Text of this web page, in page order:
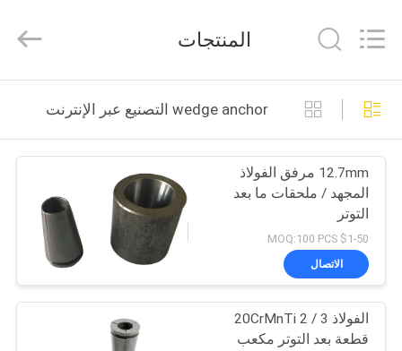
المنزل
المنتجات
فيديوهات
حولنا
جولة
CO.,LTD.
المنتجات
wedge anchor التصنيع عبر الإنترنت
12.7mm مرفق الفولاذ
المجهد / ملحقات ما بعد
التوتر
$1-50 MOQ:100 PCS
الاتصال
الفولاذ 20CrMnTi 2 / 3
قطعة بعد التوتر مكعب